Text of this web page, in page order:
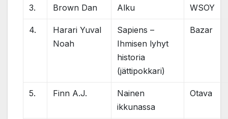
3. Brown Dan Alku WSOY
4.
Harari Yuval
Noah
Sapiens –
Ihmisen lyhyt
historia
(jättipokkari)
Bazar
5. Finn A.J.
Nainen
ikkunassa
Otava